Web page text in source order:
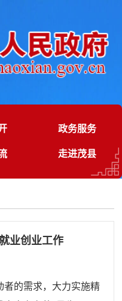
政务服务
走进茂县
业创业工作
者的需求，大力实施精